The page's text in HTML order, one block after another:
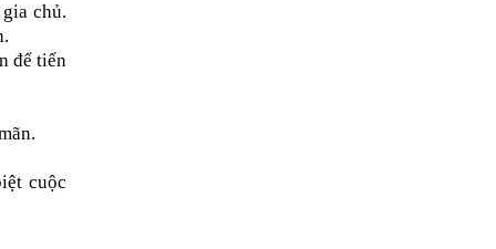
chủ.
để tiến
cuộc